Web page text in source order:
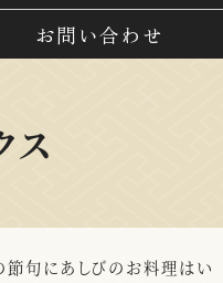
お問い合わせ
ス
節句にあしびのお料理はい